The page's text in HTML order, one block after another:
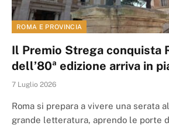
ROMA E PROVINCIA
Il Premio Strega conquista
dell’80ª edizione arriva in
7 Luglio 2026
Roma si prepara a vivere una serata
grande letteratura, aprendo le porte